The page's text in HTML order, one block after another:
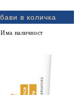
Има наличност